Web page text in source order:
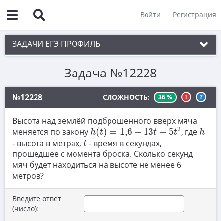
Войти Регистрация
ЗАДАЧИ ЕГЭ ПРОФИЛЬ
1. Планиметрия
2. Векторы
3. Стереометрия
4. Классическое определение вероятности
5. Теория вероятностей
6. Уравнения
7. Нахождение значений выражений
8. Производная
9. Задачи прикладного содержания
Задача №12228
№12228 СЛОЖНОСТЬ: 36 % ! ?
Высота над землёй подброшенного вверх мяча
меняется по закону h(t) = 1,6 + 13t − 5t2
h(t)=1,6+13t−5t2 , где h
h
- высота в метрах, t
t- время в секундах,
прошедшее с момента броска. Сколько секунд
мяч будет находиться на высоте не менее 6
метров?
Введите ответ
(число):